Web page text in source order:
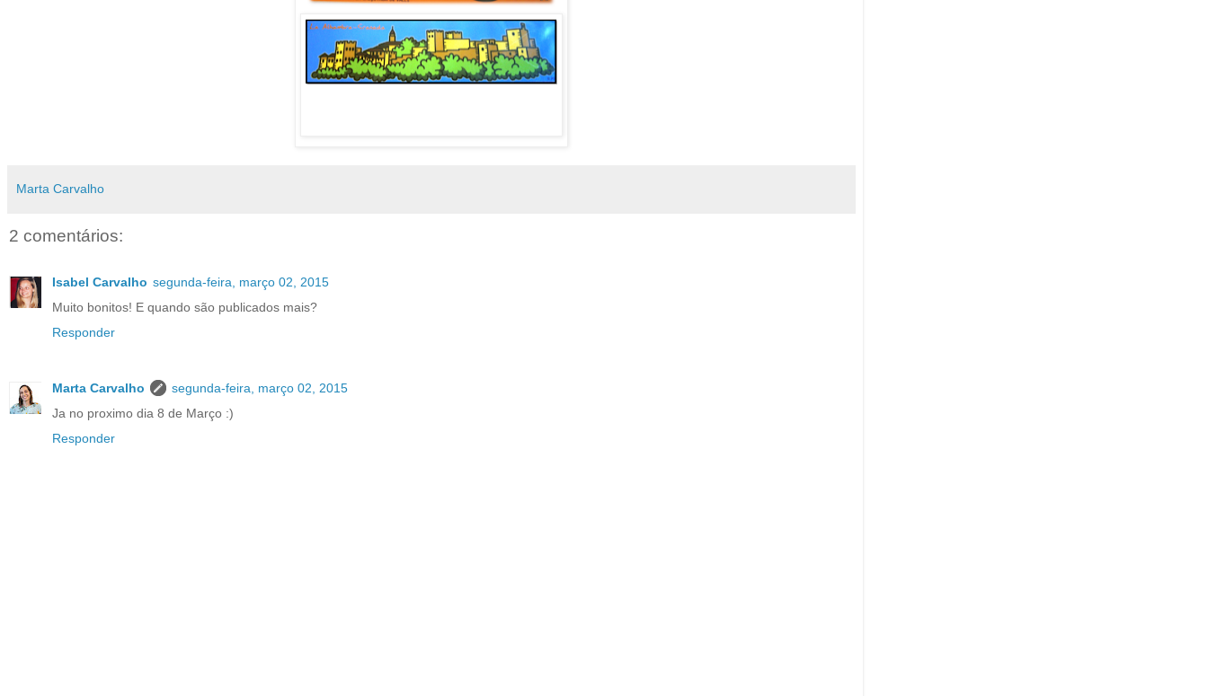
Marta Carvalho
2 comentários:
Isabel Carvalho segunda-feira, março 02, 2015
Muito bonitos! E quando são publicados mais?
Responder
Marta Carvalho
segunda-feira, março 02, 2015
Ja no proximo dia 8 de Março :)
Responder